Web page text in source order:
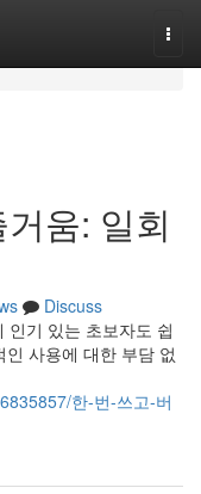
움: 일회
Discuss
인기 있는 초보자도 쉽
사용에 대한 부담 없
한-번-쓰고-버